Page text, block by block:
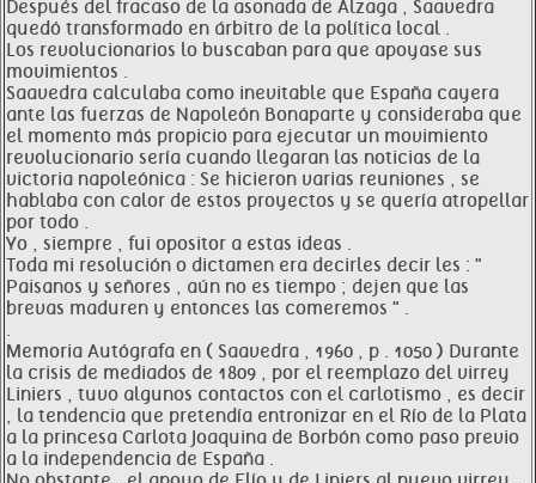
Después del fracaso de la asonada de Álzaga , Saavedra
quedó transformado en árbitro de la política local .
Los revolucionarios lo buscaban para que apoyase sus
movimientos .
Saavedra calculaba como inevitable que España cayera
ante las fuerzas de Napoleón Bonaparte y consideraba que
el momento más propicio para ejecutar un movimiento
revolucionario sería cuando llegaran las noticias de la
victoria napoleónica : Se hicieron varias reuniones , se
hablaba con calor de estos proyectos y se quería atropellar
por todo .
Yo , siempre , fui opositor a estas ideas .
Toda mi resolución o dictamen era decirles decir les : "
Paisanos y señores , aún no es tiempo ; dejen que las
brevas maduren y entonces las comeremos " .
.
Memoria Autógrafa en ( Saavedra , 1960 , p . 1050 ) Durante
la crisis de mediados de 1809 , por el reemplazo del virrey
Liniers , tuvo algunos contactos con el carlotismo , es decir
, la tendencia que pretendía entronizar en el Río de la Plata
a la princesa Carlota Joaquina de Borbón como paso previo
a la independencia de España .